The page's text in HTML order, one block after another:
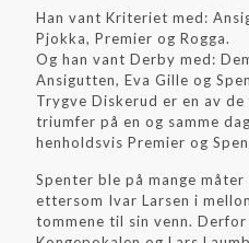
Han vant Kriteriet med:
Pjokka, Premier og Rogga.
Og han vant Derby med:
Ansigutten, Eva Gille og
Trygve Diskerud er en av
triumfer på en og samme
henholdsvis Premier og
Spenter ble på mange
ettersom Ivar Larsen i
tommene til sin venn.